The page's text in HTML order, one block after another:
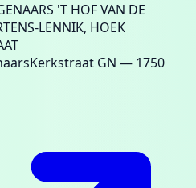
'T HOF VAN DE
LENNIK, HOEK
Kerkstraat GN — 1750